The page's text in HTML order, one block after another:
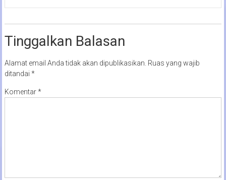
Tinggalkan Balasan
Alamat email Anda tidak akan dipublikasikan. Ruas yang wajib
ditandai *
Komentar*